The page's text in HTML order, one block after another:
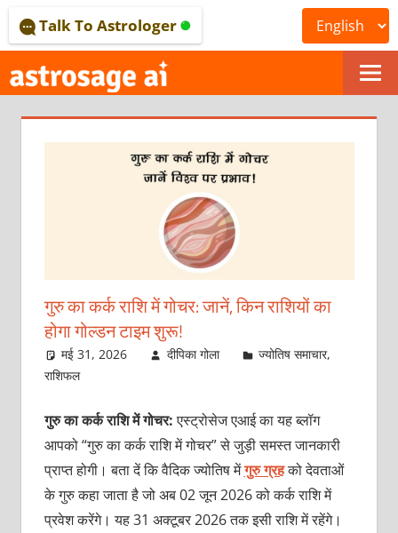
to
content
ONLINE
ASTROLOGICAL
JOURNAL
–
ASTROSAGE
MAGAZINE
Talk To Astrologer
गुरु का कर्क राशि में गोचर: जानें, किन राशियों का
होगा गोल्डन टाइम शुरू!
मई 31, 2026 दीपिका गोला ज्योतिष समाचार,
राशिफल
गुरु का कर्क राशि में गोचर:एस्ट्रोसेज एआई का यह ब्लॉग
आपको “गुरु का कर्क राशि में गोचर” से जुड़ी समस्त जानकारी
प्राप्त होगी। बता दें कि वैदिक ज्योतिष मेंगुरु ग्रहको देवताओं
के गुरु कहा जाता है जो अब 02 जून 2026 को कर्क राशि में
प्रवेश करेंगे। यह 31 अक्टूबर 2026 तक इसी राशि में रहेंगे।